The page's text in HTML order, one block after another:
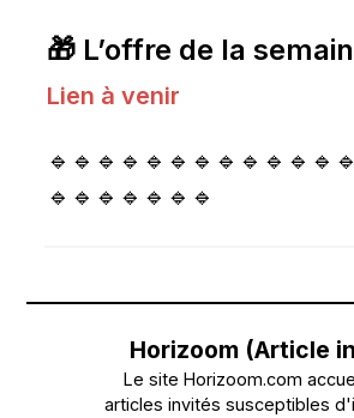
🎁 L’offre de la
Lien à venir
🔹🔹🔹🔹🔹🔹🔹
Horizoom (Article
Le site Horizoom.com
articles invités susceptibles